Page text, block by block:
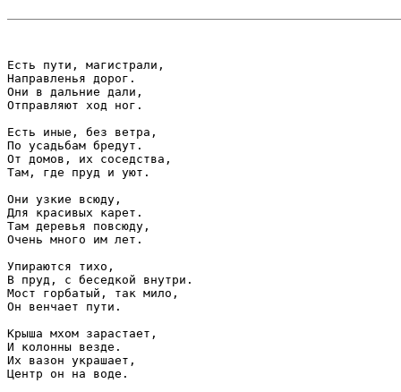
Есть пути, магистрали,
Направленья дорог.
Они в дальние дали,
Отправляют ход ног.
Есть иные, без ветра,
По усадьбам бредут.
От домов, их соседства,
Там, где пруд и уют.
Они узкие всюду,
Для красивых карет.
Там деревья повсюду,
Очень много им лет.
Упираются тихо,
В пруд, с беседкой внутри.
Мост горбатый, так мило,
Он венчает пути.
Крыша мхом зарастает,
И колонны везде.
Их вазон украшает,
Центр он на воде.